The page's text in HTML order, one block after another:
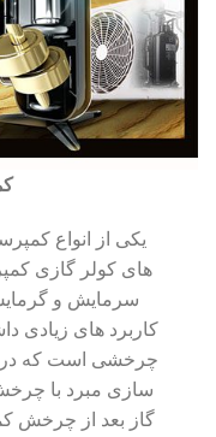
یکی از انواع
های کولر گازی
سرمایش و
کاربرد های زیادی
چرخشی است که در
گاز بعد از چرخش